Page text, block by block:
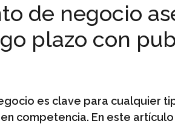
de negocio
plazo con
es clave para cualquier
competencia. En este